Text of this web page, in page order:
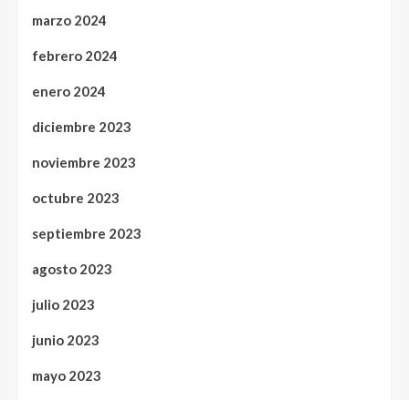
marzo 2024
febrero 2024
enero 2024
diciembre 2023
noviembre 2023
octubre 2023
septiembre 2023
agosto 2023
julio 2023
junio 2023
mayo 2023